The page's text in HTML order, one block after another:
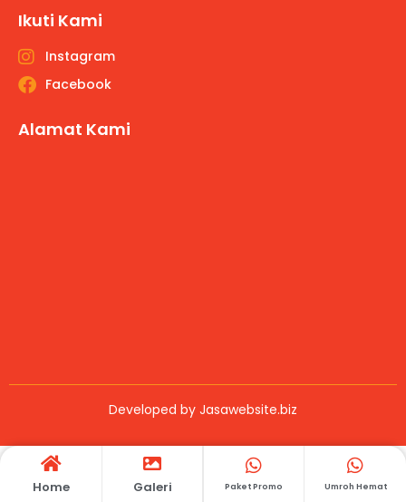
Ikuti Kami
Instagram
Facebook
Alamat Kami
Developed by Jasawebsite.biz
Home Galeri Paket Promo Umroh Hemat